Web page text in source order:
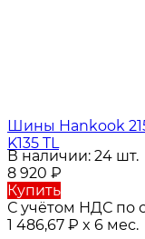
Шины Hankook
K135 TL
В наличии: 24 шт.
8 920 ₽
Купить
С учётом НДС по
1 486,67 ₽ x 6 мес.